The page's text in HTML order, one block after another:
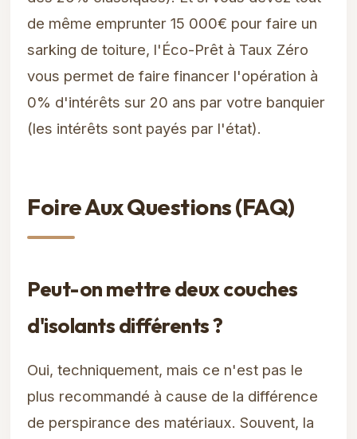
de même emprunter 15 000€ pour faire un
sarking de toiture, l'Éco-Prêt à Taux Zéro
vous permet de faire financer l'opération à
0% d'intérêts sur 20 ans par votre banquier
(les intérêts sont payés par l'état).
Foire Aux Questions (FAQ)
Peut-on mettre deux couches
d'isolants différents ?
Oui, techniquement, mais ce n'est pas le
plus recommandé à cause de la différence
de perspirance des matériaux. Souvent, la